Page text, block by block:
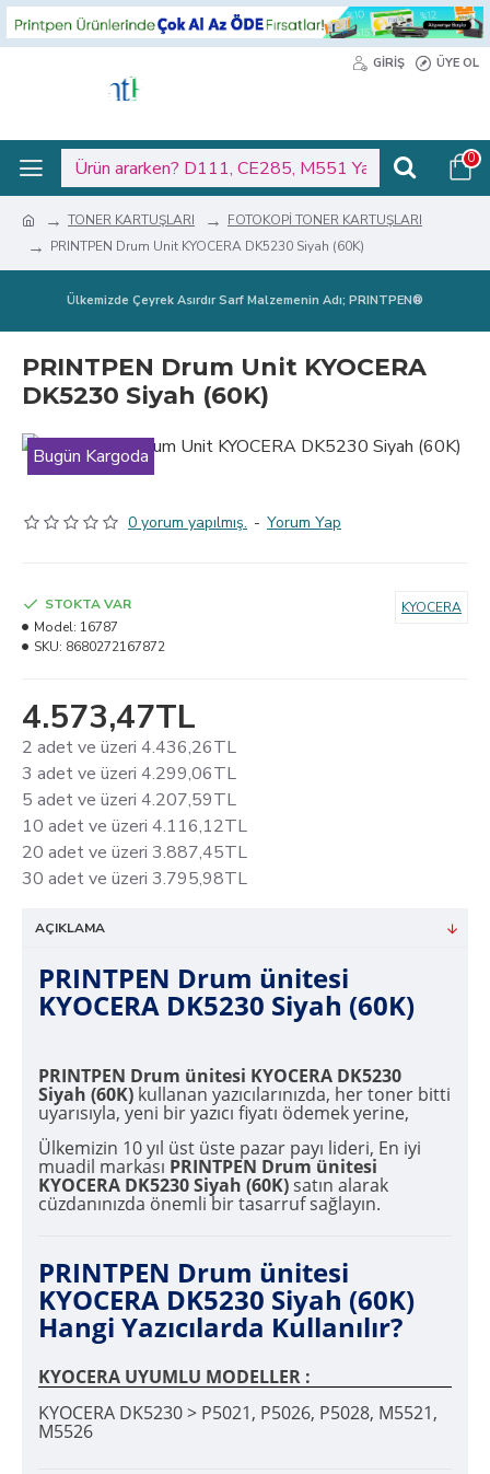
GIRIŞ ÜYE OL
0
TONER KARTUŞLARI
FOTOKOPİ TONER KARTUŞLARI
PRINTPEN Drum Unit KYOCERA DK5230 Siyah (60K)
Ülkemizde Çeyrek Asırdır Sarf Malzemenin Adı; PRINTPEN®
PRINTPEN Drum Unit KYOCERA
DK5230 Siyah (60K)
Bugün Kargoda
0 yorum yapılmış. - Yorum Yap
4.573,47TL
2 adet ve üzeri 4.436,26TL
3 adet ve üzeri 4.299,06TL
5 adet ve üzeri 4.207,59TL
10 adet ve üzeri 4.116,12TL
20 adet ve üzeri 3.887,45TL
30 adet ve üzeri 3.795,98TL
STOKTA VAR
Model: 16787
SKU: 8680272167872
KYOCERA
AÇIKLAMA
PRINTPEN Drum ünitesi
KYOCERA DK5230 Siyah (60K)
PRINTPEN Drum ünitesi KYOCERA DK5230
Siyah (60K) kullanan yazıcılarınızda, her toner bitti
uyarısıyla, yeni bir yazıcı fiyatı ödemek yerine,
Ülkemizin 10 yıl üst üste pazar payı lideri, En iyi
muadil markası PRINTPEN Drum ünitesi
KYOCERA DK5230 Siyah (60K)satın alarak
cüzdanınızda önemli bir tasarruf sağlayın.
PRINTPEN Drum ünitesi
KYOCERA DK5230 Siyah (60K)
Hangi Yazıcılarda Kullanılır?
KYOCERA UYUMLU MODELLER :
KYOCERA DK5230 > P5021, P5026, P5028, M5521,
M5526